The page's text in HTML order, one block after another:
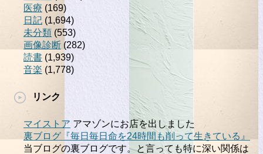
医療 (169)
日記 (1,694)
未分類 (553)
画像診断 (282)
読書 (1,939)
音楽 (1,778)
リンク
マイストア アマゾンにお店を出しました
裏ブログ『毎日毎日命を24時間も削って生きている』
当ブログの裏ブログです。と言っても特に深い関係は